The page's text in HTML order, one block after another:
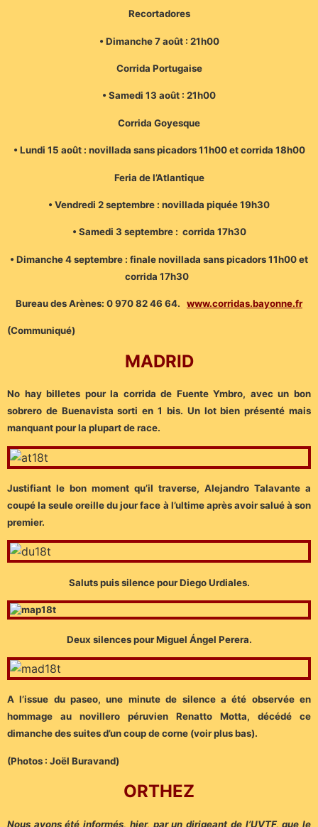
Recortadores
• Dimanche 7 août : 21h00
Corrida Portugaise
• Samedi 13 août : 21h00
Corrida Goyesque
• Lundi 15 août : novillada sans picadors 11h00 et corrida 18h00
Feria de l’Atlantique
• Vendredi 2 septembre : novillada piquée 19h30
• Samedi 3 septembre : corrida 17h30
• Dimanche 4 septembre : finale novillada sans picadors 11h00 et
corrida 17h30
Bureau des Arènes: 0 970 82 46 64. www.corridas.bayonne.fr
(Communiqué)
MADRID
No hay billetes pour la corrida de Fuente Ymbro, avec un bon
sobrero de Buenavista sorti en 1 bis. Un lot bien présenté mais
manquant pour la plupart de race.
Justifiant le bon moment qu’il traverse, Alejandro Talavante a
coupé la seule oreille du jour face à l’ultime après avoir salué à son
premier.
Saluts puis silence pour Diego Urdiales.
Deux silences pour Miguel Ángel Perera.
A l’issue du paseo, une minute de silence a été observée en
hommage au novillero péruvien Renatto Motta, décédé ce
dimanche des suites d’un coup de corne (voir plus bas).
(Photos : Joël Buravand)
ORTHEZ
Nous avons été informés, hier, par un dirigeant de l’UVTF, que le